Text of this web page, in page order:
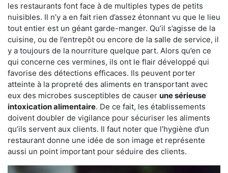
les restaurants font face à de multiples types de petits
nuisibles. Il n’y a en fait rien d’assez étonnant vu que le lieu
tout entier est un géant garde-manger. Qu’il s’agisse de la
cuisine, ou de l’entrepôt ou encore de la salle de service, il
y a toujours de la nourriture quelque part. Alors qu’en ce
qui concerne ces vermines, ils ont le flair développé qui
favorise des détections efficaces. Ils peuvent porter
atteinte à la propreté des aliments en transportant avec
eux des microbes susceptibles de causer une sérieuse
intoxication alimentaire. De ce fait, les établissements
doivent doubler de vigilance pour sécuriser les aliments
qu’ils servent aux clients. Il faut noter que l’hygiène d’un
restaurant donne une idée de son image et représente
aussi un point important pour séduire des clients.